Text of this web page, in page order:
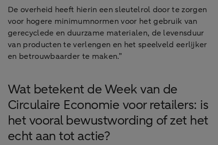
De overheid heeft hierin een sleutelrol door te zorgen
voor hogere minimumnormen voor het gebruik van
gerecyclede en duurzame materialen, de levensduur
van producten te verlengen en het speelveld eerlijker
en betrouwbaarder te maken.”
Wat betekent de Week van de
Circulaire Economie voor retailers: is
het vooral bewustwording of zet het
echt aan tot actie?